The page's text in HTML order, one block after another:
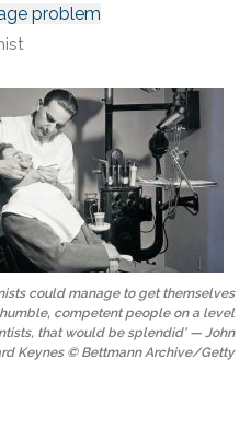
problem
could manage to get themselves
competent people on a level
that would be splendid’ — John
Keynes © Bettmann Archive/Getty